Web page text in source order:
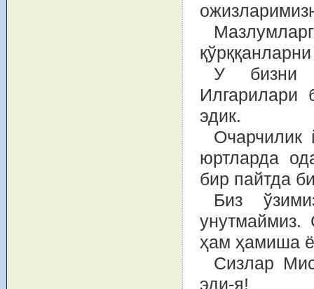
У бизни
Илгарилари
эдик.
Очарчилик
юртларда
бир пайтда
Биз
унутмаймиз.
ҳам ҳамиша
Сизлар
эди-я!